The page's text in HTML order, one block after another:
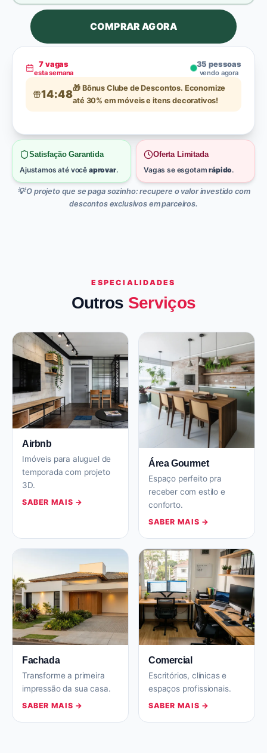
COMPRAR AGORA
7 vagas
esta semana
35 pessoas
vendo agora
14:47🎁 Bônus Clube de Descontos. Economize
até 30% em móveis e itens decorativos!
Satisfação Garantida
Ajustamos até você aprovar.
Oferta Limitada
Vagas se esgotamrápido.
💡 O projeto que se paga sozinho: recupere o valor investido com
descontos exclusivos em parceiros.
ESPECIALIDADES
Outros Serviços
Airbnb
Imóveis para aluguel de
temporada com projeto
3D.
SABER MAIS →
Área Gourmet
Espaço perfeito pra
receber com estilo e
conforto.
SABER MAIS →
Fachada
Transforme a primeira
impressão da sua casa.
SABER MAIS →
Comercial
Escritórios, clínicas e
espaços profissionais.
SABER MAIS →